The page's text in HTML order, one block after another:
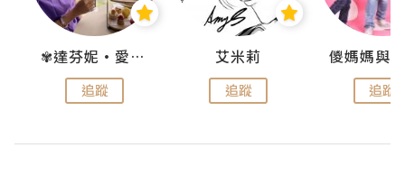
✾達芬妮•愛孩子•愛生活✾
追蹤
艾米莉
追蹤 追蹤